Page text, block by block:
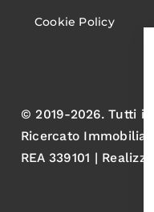
Cookie Policy
© 2019-2026. Tutti i
Ricercato
REA 339101 |